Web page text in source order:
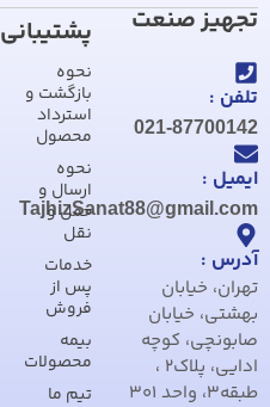
تجهیز صنعت
تلفن :
021-87700142
ایمیل :
TajhizSanat88@gmail.com
آدرس :
تهران، خیابان
بهشتی، خیابان
صابونچی، کوچه
ادایی، پلاک2 ،
طبقه3، واحد 301
پشتیبانی
نحوه
بازگشت و
استرداد
محصول
نحوه
ارسال و
حمل و
نقل
خدمات
پس از
فروش
بیمه
محصولات
تیم ما